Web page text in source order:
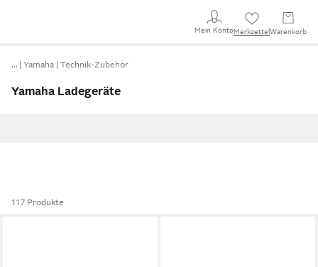
Mein KontoMerkzettel Warenkorb
… Yamaha Technik-Zubehör
Yamaha Ladegeräte
117 Produkte